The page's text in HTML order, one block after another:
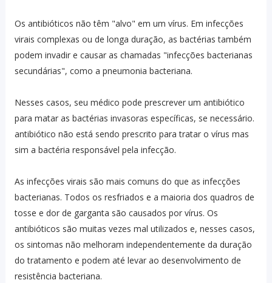
Os antibióticos não têm "alvo" em um vírus. Em infecções
virais complexas ou de longa duração, as bactérias também
podem invadir e causar as chamadas "infecções bacterianas
secundárias", como a pneumonia bacteriana.
Nesses casos, seu médico pode prescrever um antibiótico
para matar as bactérias invasoras específicas, se necessário.
antibiótico não está sendo prescrito para tratar o vírus mas
sim a bactéria responsável pela infecção.
As infecções virais são mais comuns do que as infecções
bacterianas. ⁣Todos os resfriados e a maioria dos quadros de
tosse e dor de garganta são causados ​​por vírus. Os
antibióticos são muitas vezes mal utilizados e, nesses casos,
os sintomas não melhoram independentemente da duração
do tratamento e podem até levar ao desenvolvimento de
resistência bacteriana.